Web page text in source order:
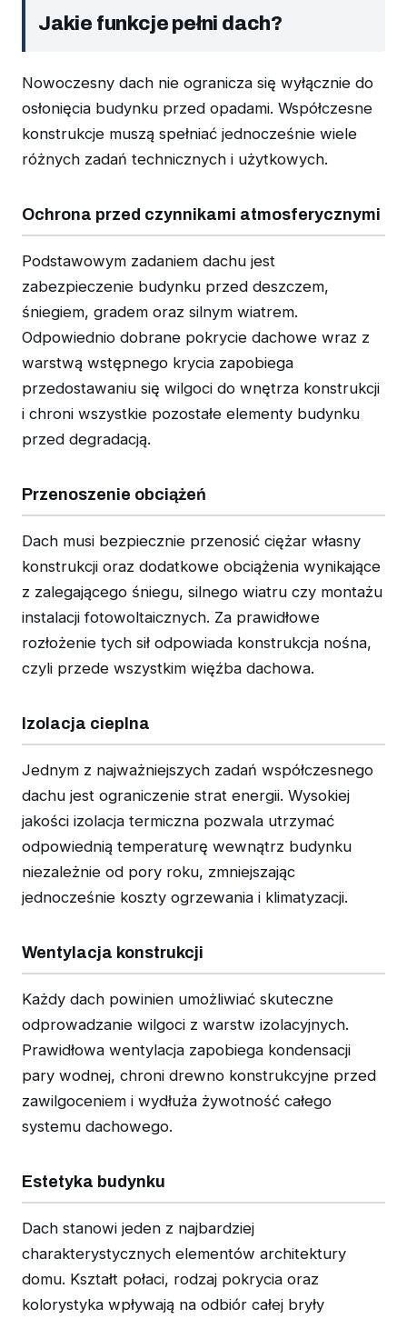
Jakie funkcje pełni dach?
Nowoczesny dach nie ogranicza się wyłącznie do
osłonięcia budynku przed opadami. Współczesne
konstrukcje muszą spełniać jednocześnie wiele
różnych zadań technicznych i użytkowych.
Ochrona przed czynnikami atmosferycznymi
Podstawowym zadaniem dachu jest
zabezpieczenie budynku przed deszczem,
śniegiem, gradem oraz silnym wiatrem.
Odpowiednio dobrane pokrycie dachowe wraz z
warstwą wstępnego krycia zapobiega
przedostawaniu się wilgoci do wnętrza konstrukcji
i chroni wszystkie pozostałe elementy budynku
przed degradacją.
Przenoszenie obciążeń
Dach musi bezpiecznie przenosić ciężar własny
konstrukcji oraz dodatkowe obciążenia wynikające
z zalegającego śniegu, silnego wiatru czy montażu
instalacji fotowoltaicznych. Za prawidłowe
rozłożenie tych sił odpowiada konstrukcja nośna,
czyli przede wszystkim więźba dachowa.
Izolacja cieplna
Jednym z najważniejszych zadań współczesnego
dachu jest ograniczenie strat energii. Wysokiej
jakości izolacja termiczna pozwala utrzymać
odpowiednią temperaturę wewnątrz budynku
niezależnie od pory roku, zmniejszając
jednocześnie koszty ogrzewania i klimatyzacji.
Wentylacja konstrukcji
Każdy dach powinien umożliwiać skuteczne
odprowadzanie wilgoci z warstw izolacyjnych.
Prawidłowa wentylacja zapobiega kondensacji
pary wodnej, chroni drewno konstrukcyjne przed
zawilgoceniem i wydłuża żywotność całego
systemu dachowego.
Estetyka budynku
Dach stanowi jeden z najbardziej
charakterystycznych elementów architektury
domu. Kształt połaci, rodzaj pokrycia oraz
kolorystyka wpływają na odbiór całej bryły